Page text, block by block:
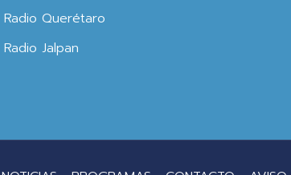
Radio Querétaro
Radio Jalpan